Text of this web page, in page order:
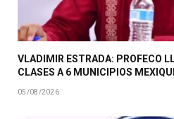
VLADIMIR ESTRADA: PROFECO
CLASES A 6 MUNICIPIOS
05/08/2026